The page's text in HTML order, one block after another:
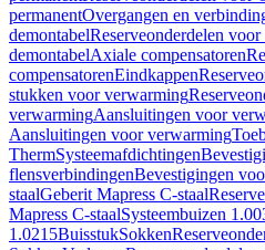
permanentOvergangen en
demontabelReserveonderdelen
demontabelAxiale compensatoren
compensatorenEindkappen
stukken voor verwarming
verwarmingAansluitingen voor
Aansluitingen voor verwarming
ThermSysteemafdichtingen
flensverbindingenBevestigingen
staalGeberit Mapress C-staal
Mapress C-staalSysteembuizen
1.0215BuisstukSokken